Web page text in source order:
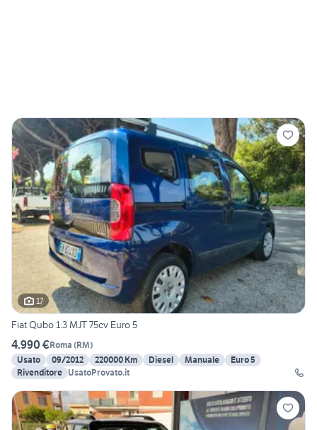
17
Fiat Qubo 1.3 MJT 75cv Euro 5
4.990 €Roma (RM)
Usato
09/2012 220000 Km Diesel Manuale
Euro 5
Rivenditore UsatoProvato.it